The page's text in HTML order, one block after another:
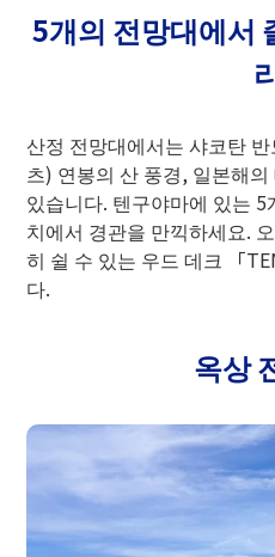
5개의 전망대에서
산정 전망대에서는 샤코탄
츠) 연봉의 산 풍경, 일본해
있습니다. 텐구야마에 있는
치에서 경관을 만끽하세요.
히 쉴 수 있는 우드 데크 「
다.
옥상